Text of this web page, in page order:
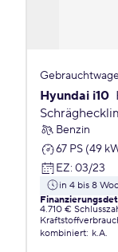
Hyundai i10
Benzin
67 PS (49
EZ: 03/23
in 4 bis 8
4.710 €
kombiniert: k.A.